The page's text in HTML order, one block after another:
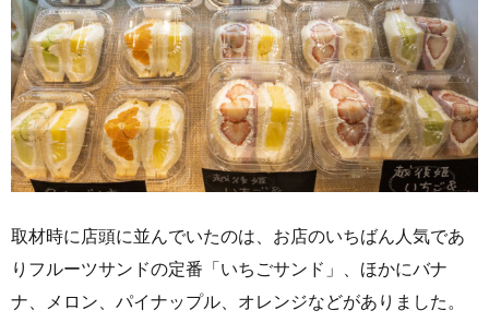
取材時に店頭に並んでいたのは、お店のいちばん人気であ
りフルーツサンドの定番「いちごサンド」、ほかにバナ
ナ、メロン、パイナップル、オレンジなどがありました。